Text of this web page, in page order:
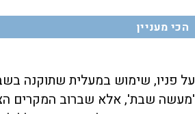
הכי מעניין
על פניו, שימוש במעלית שתוקנה
'מעשה שבת', אלא שברוב המקרים